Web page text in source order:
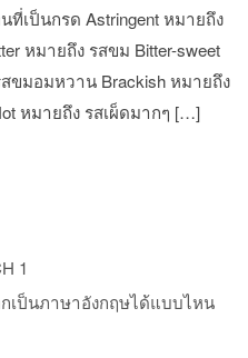
ที่เป็นกรด Astringent หมายถึง
หมายถึง รสขม Bitter-sweet
ขมอมหวาน Brackish หมายถึง
หมายถึง รสเผ็ดมากๆ […]
1
เป็นภาษาอังกฤษได้แบบไหน